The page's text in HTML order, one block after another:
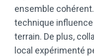
ensemble
technique
terrain. De plus,
local expérimenté